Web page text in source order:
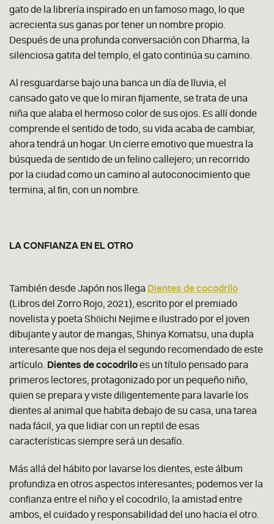
gato de la librería inspirado en un famoso mago, lo que
acrecienta sus ganas por tener un nombre propio.
Después de una profunda conversación con Dharma, la
silenciosa gatita del templo, el gato continúa su camino.
Al resguardarse bajo una banca un día de lluvia, el
cansado gato ve que lo miran fijamente, se trata de una
niña que alaba el hermoso color de sus ojos. Es allí donde
comprende el sentido de todo, su vida acaba de cambiar,
ahora tendrá un hogar. Un cierre emotivo que muestra la
búsqueda de sentido de un felino callejero; un recorrido
por la ciudad como un camino al autoconocimiento que
termina, al fin, con un nombre.
LA CONFIANZA EN EL OTRO
También desde Japón nos llega Dientes de cocodrilo
(Libros del Zorro Rojo, 2021), escrito por el premiado
novelista y poeta Shōichi Nejime e ilustrado por el joven
dibujante y autor de mangas, Shinya Komatsu, una dupla
interesante que nos deja el segundo recomendado de este
artículo. Dientes de cocodriloes un título pensado para
primeros lectores, protagonizado por un pequeño niño,
quien se prepara y viste diligentemente para lavarle los
dientes al animal que habita debajo de su casa, una tarea
nada fácil, ya que lidiar con un reptil de esas
características siempre será un desafío.
Más allá del hábito por lavarse los dientes, este álbum
profundiza en otros aspectos interesantes; podemos ver la
confianza entre el niño y el cocodrilo, la amistad entre
ambos, el cuidado y responsabilidad del uno hacia el otro.